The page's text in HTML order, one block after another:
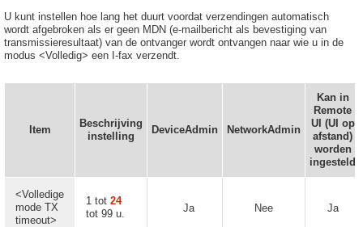
U kunt instellen hoe lang het duurt voordat verzendingen automatisch
wordt afgebroken als er geen MDN (e-mailbericht als bevestiging van
transmissieresultaat) van de ontvanger wordt ontvangen naar wie u in de
modus <Volledig> een I-fax verzendt.
Item
Beschrijving
instelling
DeviceAdmin NetworkAdmin
Kan in
Remote
UI (UI op
afstand)
worden
ingesteld
<Volledige
mode TX
timeout>
1 tot 24
tot 99 u.
Ja Nee Ja